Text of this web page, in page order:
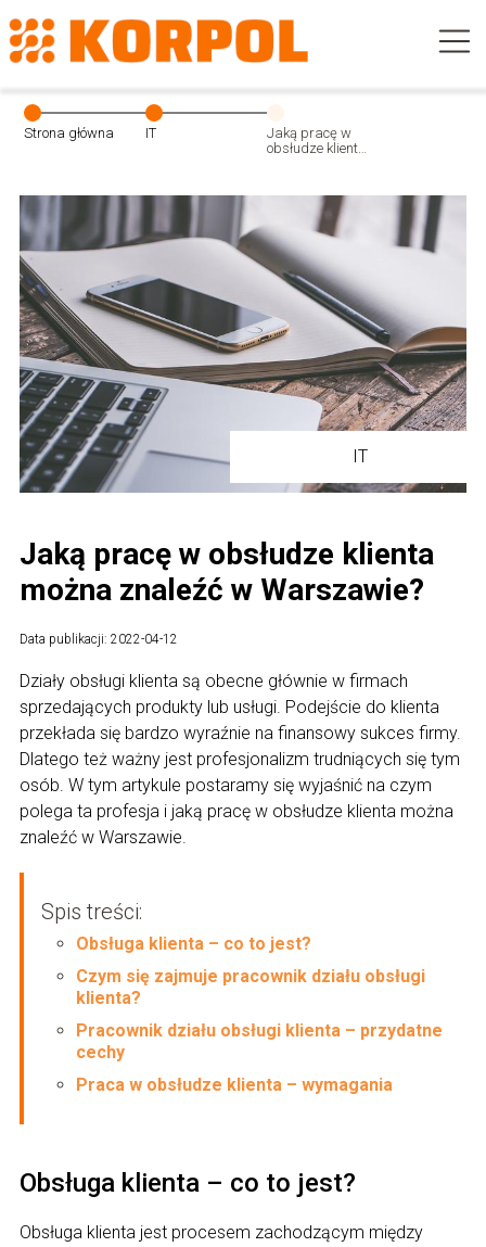
Strona główna IT
Jaką pracę w
obsłudze klienta
IT
Jaką pracę w obsłudze klienta
można znaleźć w Warszawie?
Data publikacji: 2022-04-12
Działy obsługi klienta są obecne głównie w firmach
sprzedających produkty lub usługi. Podejście do klienta
przekłada się bardzo wyraźnie na finansowy sukces firmy.
Dlatego też ważny jest profesjonalizm trudniących się tym
osób. W tym artykule postaramy się wyjaśnić na czym
polega ta profesja i jaką pracę w obsłudze klienta można
znaleźć w Warszawie.
Spis treści:
Obsługa klienta – co to jest?
Czym się zajmuje pracownik działu obsługi
klienta?
Pracownik działu obsługi klienta – przydatne
cechy
Praca w obsłudze klienta – wymagania
Obsługa klienta – co to jest?
Obsługa klienta jest procesem zachodzącym między